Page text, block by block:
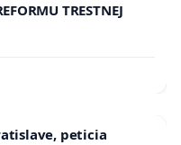
TRESTNEJ
peticia